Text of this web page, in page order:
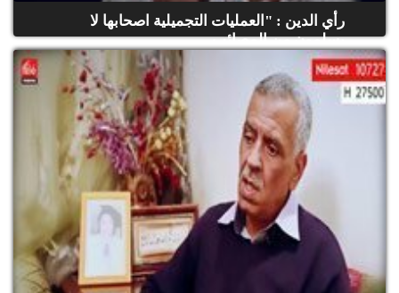
رأي الدين : "العمليات التجميلية اصحابها لا
يسلمون من المصائب...